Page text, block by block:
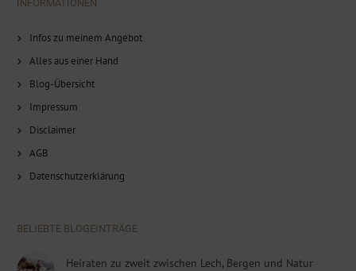
INFORMATIONEN
Infos zu meinem Angebot
Alles aus einer Hand
Blog-Übersicht
Impressum
Disclaimer
AGB
Datenschutzerklärung
BELIEBTE BLOGEINTRÄGE
Heiraten zu zweit zwischen Lech, Bergen und Natur